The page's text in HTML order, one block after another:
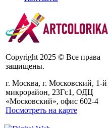
Copyright 2025 © Все права
защищены.
г. Москва, г. Московский, 1-й
микрорайон, 23Гс1, ОДЦ
«Московский», офис 602-4
Посмотреть на карте